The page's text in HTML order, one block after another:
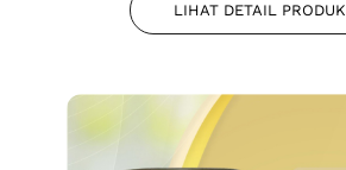
LIHAT DETAIL PRODUK